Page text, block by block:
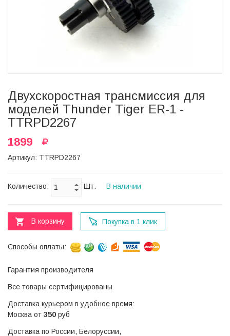
Двухскоростная трансмиссия для
моделей Thunder Tiger ER-1 -
TTRPD2267
1899
Артикул: TTRPD2267
Количество: Шт. В наличии
В корзину Покупка в 1 клик
Способы оплаты:
Гарантия производителя
Все товары сертифицированы
Доставка курьером в удобное время:
Москва от 350 руб
Доставка по России, Белоруссии,